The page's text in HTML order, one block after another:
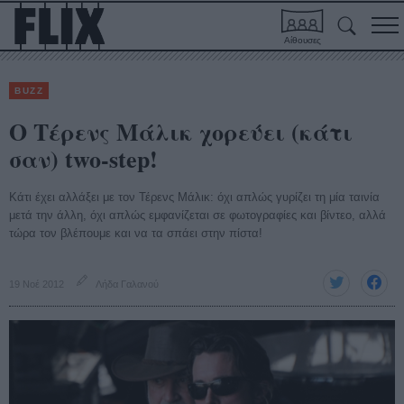
Αίθουσες
BUZZ
Ο Τέρενς Μάλικ χορεύει (κάτι
σαν) two-step!
Κάτι έχει αλλάξει με τον Τέρενς Μάλικ: όχι απλώς γυρίζει τη μία ταινία
μετά την άλλη, όχι απλώς εμφανίζεται σε φωτογραφίες και βίντεο, αλλά
τώρα τον βλέπουμε και να τα σπάει στην πίστα!
19 Νοέ 2012 Λήδα Γαλανού